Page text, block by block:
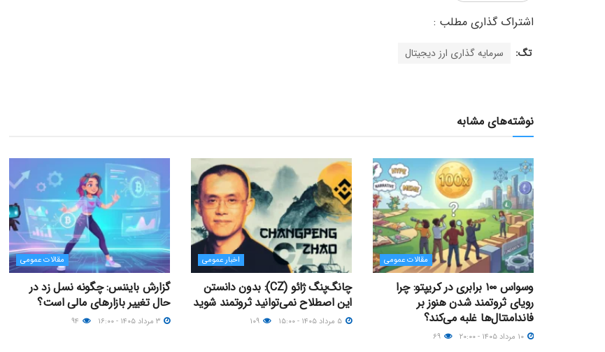
تگ: سرمایه گذاری ارز دیجیتال
نوشته‌های مشابه
مقالات عمومی
وسواس ۱۰۰ برابری در کریپتو: چرا
رویای ثروتمند شدن هنوز بر
فاندامنتال‌ها غلبه می‌کند؟
اخبار عمومی
چانگ‌پنگ ژائو (CZ): بدون دانستن
این اصطلاح نمی‌توانید ثروتمند شوید
مقالات عمومی
گزارش بایننس: چگونه نسل زد در
حال تغییر بازارهای مالی است؟